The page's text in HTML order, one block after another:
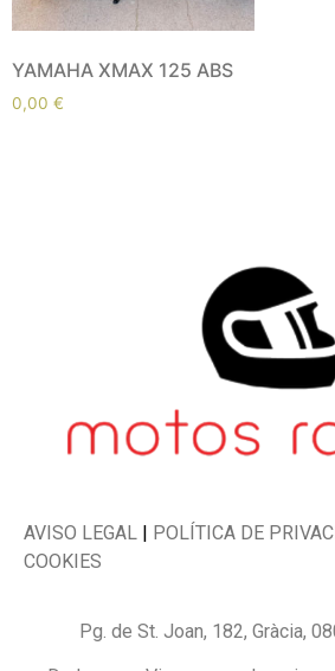
YAMAHA XMAX 125 ABS
0,00 €
AVISO LEGAL POLÍTICA DE
COOKIES
Pg. de St. Joan, 182, Gràcia,